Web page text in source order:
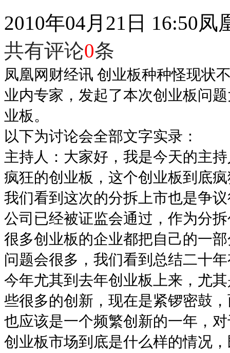
2010年04月21日 16:50凤
共有评论0条
凤凰网财经讯 创业板种种怪现状
业内专家，发起了本次创业板问
业板。
以下为讨论会全部文字实录：
主持人：大家好，我是今天的主
疯狂的创业板，这个创业板到底
我们看到这次的分拆上市也是争
公司已经被证监会通过，作为分
很多创业板的企业都把自己的一
问题会很多，我们看到总结二十
今年尤其到去年创业板上来，尤
些很多的创新，现在是紧锣密鼓
也应该是一个频繁创新的一年，
创业板市场到底是什么样的情况